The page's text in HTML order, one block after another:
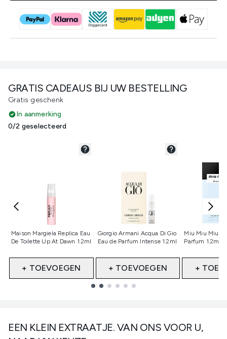
GRATIS CADEAUS BIJ UW BESTELLING
Gratis geschenk
In aanmerking
0/2 geselecteerd
Maison Margiela Replica Eau
De Toilette Up At Dawn 1.2ml
Niet geselecteerd
+ TOEVOEGEN
Giorgio Armani Acqua Di Gio
Eau de Parfum Intense 1.2ml
Niet geselecteerd
+ TOEVOEGEN
Miu Miu
Parfum 1.2ml
Niet
+
EEN KLEIN EXTRAATJE. VAN ONS VOOR U,